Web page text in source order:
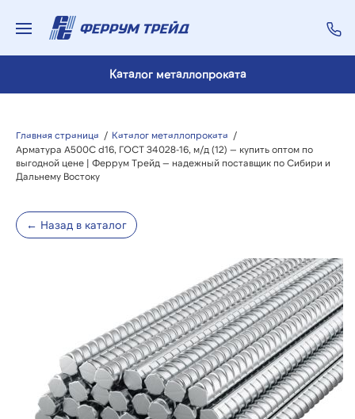
Каталог металлопроката
Главная страница / Каталог металлопроката /
Арматура А500С d16, ГОСТ 34028-16, м/д (12) — купить оптом по
выгодной цене | Феррум Трейд — надежный поставщик по Сибири и
Дальнему Востоку
← Назад в каталог